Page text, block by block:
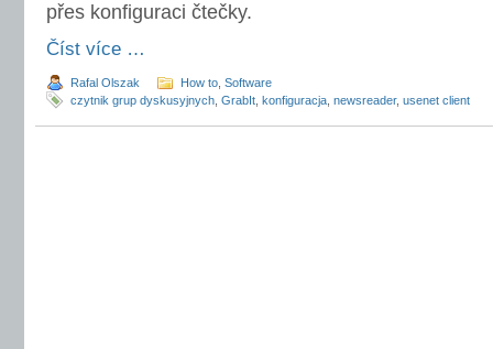
přes konfiguraci čtečky.
Číst více …
Rafal Olszak How to Software
czytnik grup dyskusyjnych GrabIt konfiguracja newsreader, usenet client